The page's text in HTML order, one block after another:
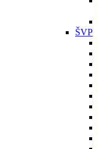
ŠVP